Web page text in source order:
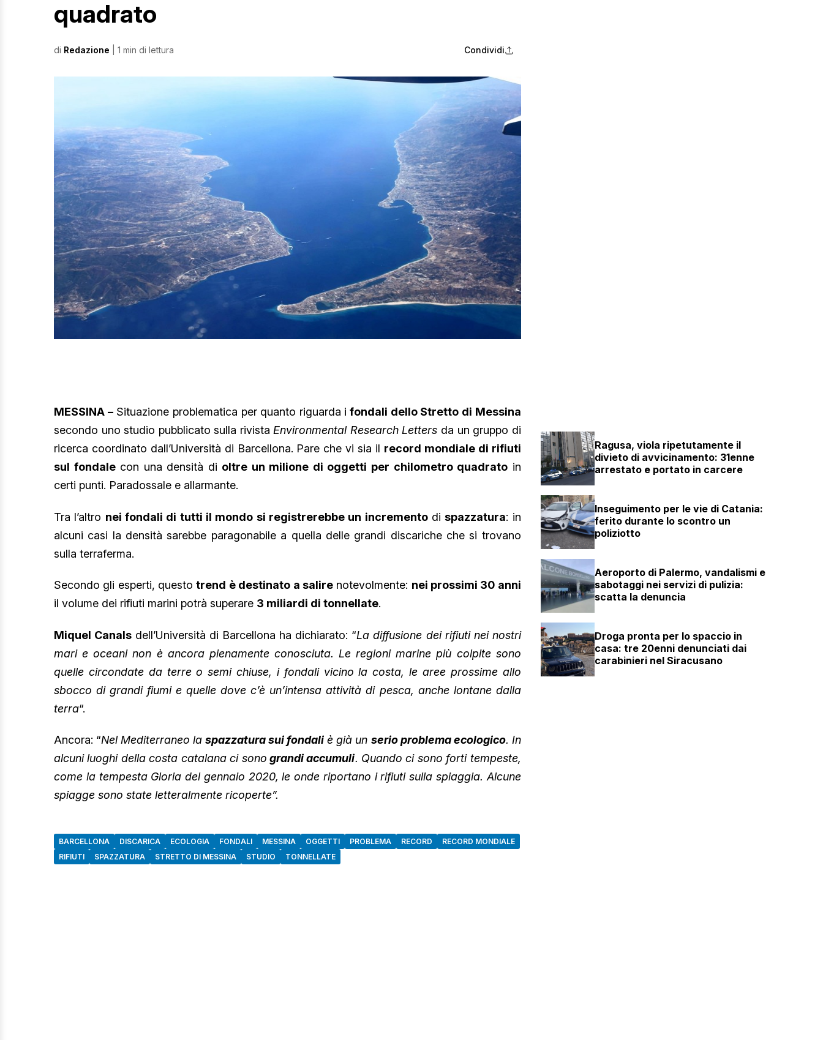
quadrato
di Redazione | 1 min di lettura Condividi
MESSINA –Situazione problematica per quanto riguarda i fondali dello Stretto di Messina
secondo uno studio pubblicato sulla rivista Environmental Research Letters da un gruppo di
ricerca coordinato dall’Università di Barcellona. Pare che vi sia il record mondiale di rifiuti
sul fondalecon una densità di oltre un milione di oggetti per chilometro quadrato in
certi punti. Paradossale e allarmante.
Tra l’altro nei fondali di tutti il mondo si registrerebbe un incrementodispazzatura: in
alcuni casi la densità sarebbe paragonabile a quella delle grandi discariche che si trovano
sulla terraferma.
Secondo gli esperti, questotrend è destinato a salirenotevolmente: nei prossimi 30 anni
il volume dei rifiuti marini potrà superare 3 miliardi di tonnellate.
Miquel Canals dell’Università di Barcellona ha dichiarato: “La diffusione dei rifiuti nei nostri
mari e oceani non è ancora pienamente conosciuta. Le regioni marine più colpite sono
quelle circondate da terre o semi chiuse, i fondali vicino la costa, le aree prossime allo
sbocco di grandi fiumi e quelle dove c’è un’intensa attività di pesca, anche lontane dalla
terra“.
Ancora: “Nel Mediterraneo laspazzatura sui fondali è già un serio problema ecologico. In
alcuni luoghi della costa catalana ci sono grandi accumuli. Quando ci sono forti tempeste,
come la tempesta Gloria del gennaio 2020, le onde riportano i rifiuti sulla spiaggia. Alcune
spiagge sono state letteralmente ricoperte”.
BARCELLONA DISCARICA ECOLOGIA FONDALI MESSINA OGGETTI PROBLEMA RECORD
RECORD MONDIALE
RIFIUTI
SPAZZATURA STRETTO DI MESSINA STUDIO TONNELLATE
Ragusa, viola ripetutamente il
divieto di avvicinamento: 31enne
arrestato e portato in carcere
Inseguimento per le vie di Catania:
ferito durante lo scontro un
poliziotto
Aeroporto di Palermo, vandalismi e
sabotaggi nei servizi di pulizia:
scatta la denuncia
Droga pronta per lo spaccio in
casa: tre 20enni denunciati dai
carabinieri nel Siracusano